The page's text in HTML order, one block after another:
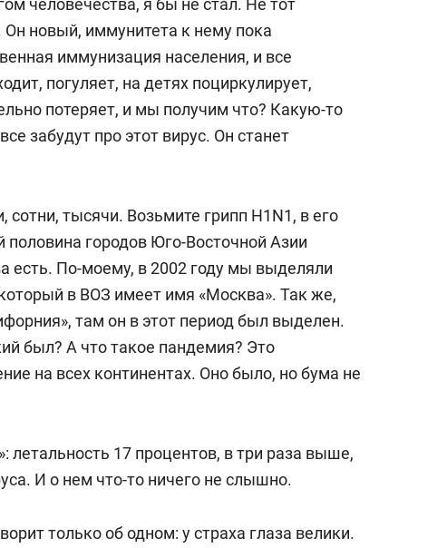
человечества, я бы не стал. Не тот
Он новый, иммунитета к нему пока
иммунизация населения, и все
погуляет, на детях поциркулирует,
потеряет, и мы получим что? Какую-то
забудут про этот вирус. Он станет
тысячи. Возьмите грипп H1N1, в его
половина городов Юго-Восточной Азии
есть. По-моему, в 2002 году мы выделяли
в ВОЗ имеет имя «Москва». Так же,
там он в этот период был выделен.
был? А что такое пандемия? Это
на всех континентах. Оно было, но бума не
летальность 17 процентов, в три раза выше,
И о нем что-то ничего не слышно.
только об одном: у страха глаза велики.